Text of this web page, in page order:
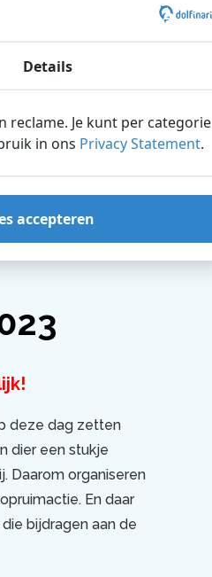
deze dag zetten
dier een stukje
Daarom organiseren
En daar
bijdragen aan de
Details
reclame. Je kunt per categorie
in ons Privacy Statement.
accepteren